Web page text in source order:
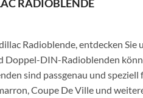
RADIOBLENDE
Radioblende, entdecken
Doppel-DIN-Radioblenden
sind passgenau und
Coupe De Ville und